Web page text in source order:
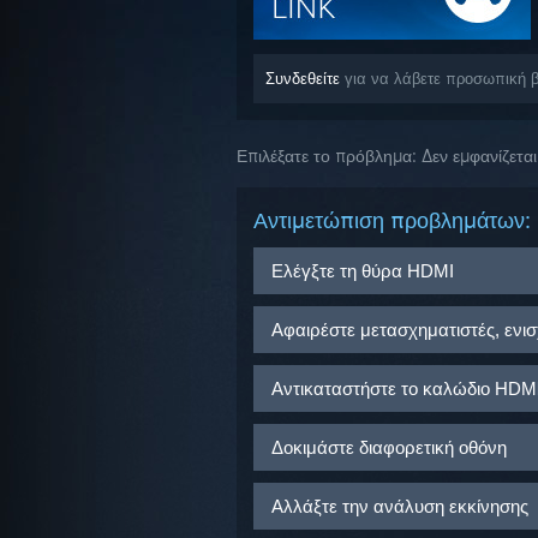
Συνδεθείτε για να λάβετε προσωπική
Επιλέξατε το πρόβλημα: Δεν
Αντιμετώπιση προβλημάτων:
Ελέγξτε τη θύρα HDMI
και η οθόνη σας προβάλλει αυτήν
Αφαιρέστε μετασχηματιστές,
σας
Χρησιμοποιήστε απευθείας
Αν μια απευθείας σύνδεση
τροφοδοσία ρεύματος σε
σήματος
Αντικαταστήστε το καλώδιο
παχύτερο) για να εξαλείψετε την
Δοκιμάστε διαφορετική οθόνη
οθόνη.
Αλλάξτε την ανάλυση εκκίνησης